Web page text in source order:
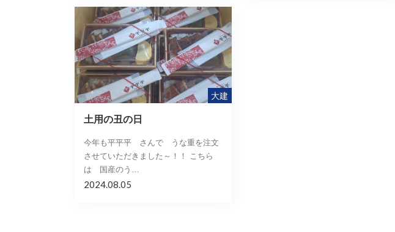
大建
土用の丑の日
今年も平平平 さんで うな重を注文
させていただきました～！！ こちら
は 国産のう…
2024.08.05